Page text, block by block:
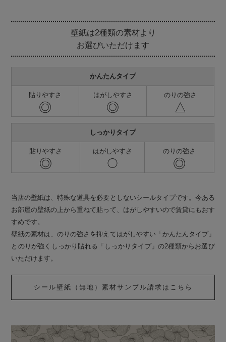
壁紙は2種類の素材より
お選びいただけます
かんたんタイプ
貼りやすさ
◎
はがしやすさ
◎
のりの強さ
△
しっかりタイプ
貼りやすさ
◎
はがしやすさ
◯
のりの強さ
◎
当店の壁紙は、特殊な道具を必要としないシールタイプです。今ある
お部屋の壁紙の上から重ねて貼って、はがしやすいので賃貸にもおす
すめです。
壁紙の素材は、のりの強さを抑えてはがしやすい「かんたんタイプ」
とのりが強くしっかり貼れる「しっかりタイプ」の2種類からお選び
いただけます。
シール壁紙（無地）素材サンプル請求はこちら